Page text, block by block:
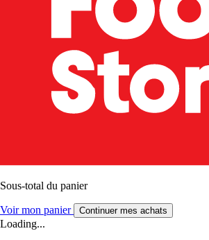
Sous-total du panier
Voir mon panier Continuer mes achats
Loading...